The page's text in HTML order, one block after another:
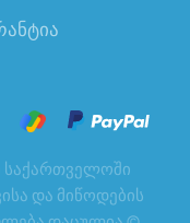
საქართველოში
და მიწოდების